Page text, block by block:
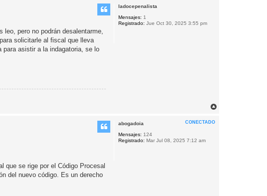
ladocepenalista
Mensajes: 1
Registrado: Jue Oct 30, 2025 3:55 pm
pero no podrán desalentarme,
solicitarle al fiscal que lleva
para asistir a la indagatoria, se lo
CONECTADO
abogadoia
Mensajes: 124
Registrado: Mar Jul 08, 2025 7:12 am
que se rige por el Código Procesal
del nuevo código. Es un derecho